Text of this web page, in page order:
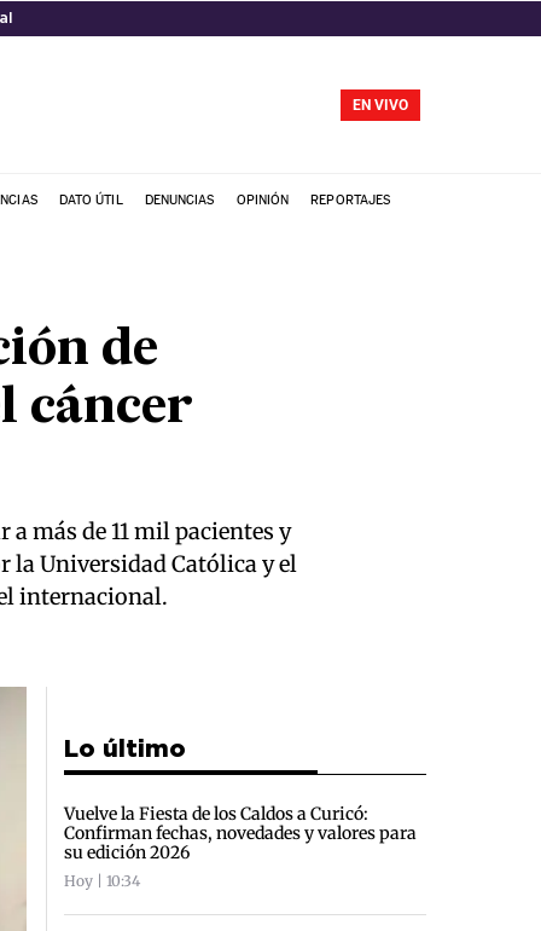
EN VIVO
DATO ÚTIL DENUNCIAS OPINIÓN REPORTAJES
de
cáncer
más de 11 mil pacientes y
la Universidad Católica y el
internacional.
Lo último
Vuelve la Fiesta de los Caldos a Curicó:
Confirman fechas, novedades y valores para
su edición 2026
Hoy | 10:34